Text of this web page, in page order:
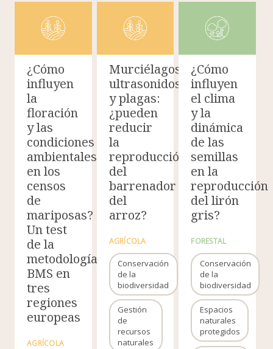
¿Cómo
influyen
la
floración
y las
condiciones
ambientales
en los
censos
de
mariposas?
Un test
de la
metodología
BMS en
tres
regiones
europeas
AGRÍCOLA
Murciélagos,
ultrasonidos
y plagas:
¿pueden
reducir
la
reproducción
del
barrenador
del
arroz?
AGRÍCOLA
Conservación
de la
biodiversidad
Gestión
de
recursos
naturales
¿Cómo
influyen
el clima
y la
dinámica
de las
semillas
en la
reproducción
del lirón
gris?
FORESTAL
Conservación
de la
biodiversidad
Espacios
naturales
protegidos